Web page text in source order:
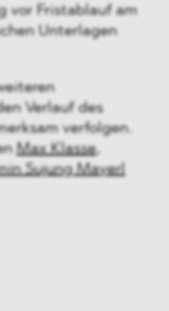
vor Fristablauf am
Unterlagen
Verlauf des
verfolgen.
Max Klasse,
Sujung Mayerl